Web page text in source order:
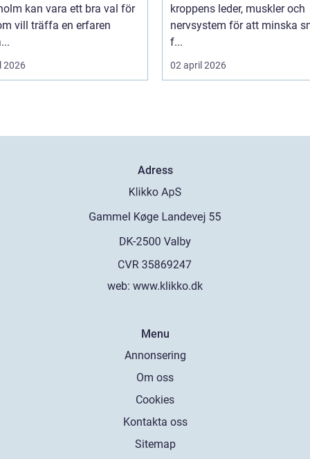
kan vara ett bra val för
vill träffa en erfaren
2026
kroppens leder, muskler och
nervsystem för att minska
f...
02 april 2026
Adress
web: www.klikko.dk
Menu
Annonsering
Om oss
Cookies
Kontakta oss
Sitemap